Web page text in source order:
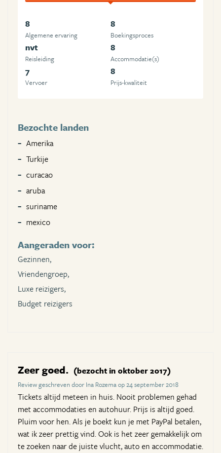
8
Algemene ervaring
8
Boekingsproces
nvt
Reisleiding
8
Accommodatie(s)
7
Vervoer
8
Prijs-kwaliteit
Bezochte landen
Amerika
Turkije
curacao
aruba
suriname
mexico
Aangeraden voor:
Gezinnen,
Vriendengroep,
Luxe reizigers,
Budget reizigers
Zeer goed. (bezocht in oktober 2017)
Review geschreven door Ina Rozema op 24 september 2018
Tickets altijd meteen in huis. Nooit problemen gehad
met accommodaties en autohuur. Prijs is altijd goed.
Pluim voor hen. Als je boekt kun je met PayPal betalen,
wat ik zeer prettig vind. Ook is het zeer gemakkelijk om
te zoeken naar de juiste vlucht, auto en accommodatie.